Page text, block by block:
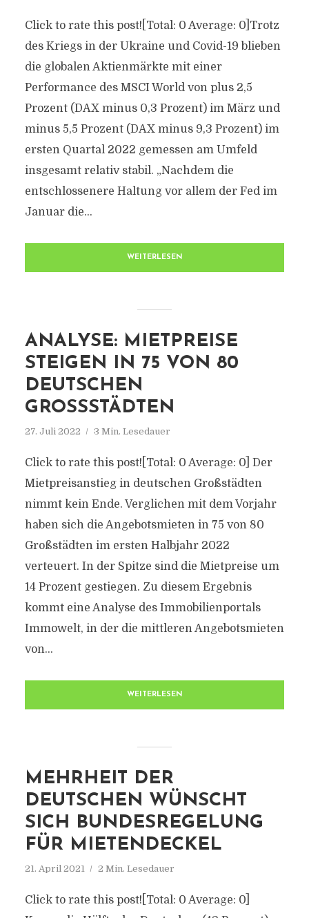
Click to rate this post![Total: 0 Average: 0]Trotz
des Kriegs in der Ukraine und Covid-19 blieben
die globalen Aktienmärkte mit einer
Performance des MSCI World von plus 2,5
Prozent (DAX minus 0,3 Prozent) im März und
minus 5,5 Prozent (DAX minus 9,3 Prozent) im
ersten Quartal 2022 gemessen am Umfeld
insgesamt relativ stabil. „Nachdem die
entschlossenere Haltung vor allem der Fed im
Januar die...
WEITERLESEN
ANALYSE: MIETPREISE
STEIGEN IN 75 VON 80
DEUTSCHEN
GROSSSTÄDTEN
27. Juli 2022 3 Min. Lesedauer
Click to rate this post![Total: 0 Average: 0] Der
Mietpreisanstieg in deutschen Großstädten
nimmt kein Ende. Verglichen mit dem Vorjahr
haben sich die Angebotsmieten in 75 von 80
Großstädten im ersten Halbjahr 2022
verteuert. In der Spitze sind die Mietpreise um
14 Prozent gestiegen. Zu diesem Ergebnis
kommt eine Analyse des Immobilienportals
Immowelt, in der die mittleren Angebotsmieten
von...
WEITERLESEN
MEHRHEIT DER
DEUTSCHEN WÜNSCHT
SICH BUNDESREGELUNG
FÜR MIETENDECKEL
21. April 2021 2 Min. Lesedauer
Click to rate this post![Total: 0 Average: 0]